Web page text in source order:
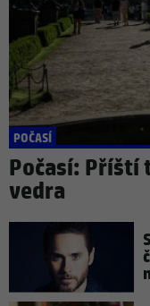
POČASÍ
Počasí: Příští
vedra